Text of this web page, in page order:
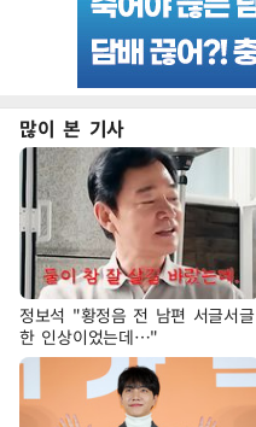
많이 본 기사
정보석 "황정음 전 남편 서글서글
한 인상이었는데…"